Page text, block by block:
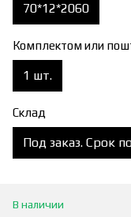
70*12*2060
Комплектом или
1 шт.
Склад
Под заказ. Срок
В наличии